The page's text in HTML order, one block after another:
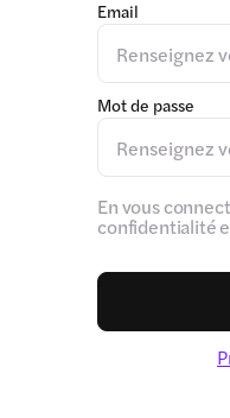
Email
Mot de passe
En vous
confidentialité